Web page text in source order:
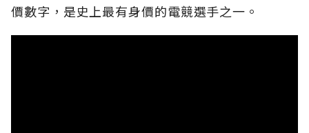
價數字，是史上最有身價的電競選手之一。